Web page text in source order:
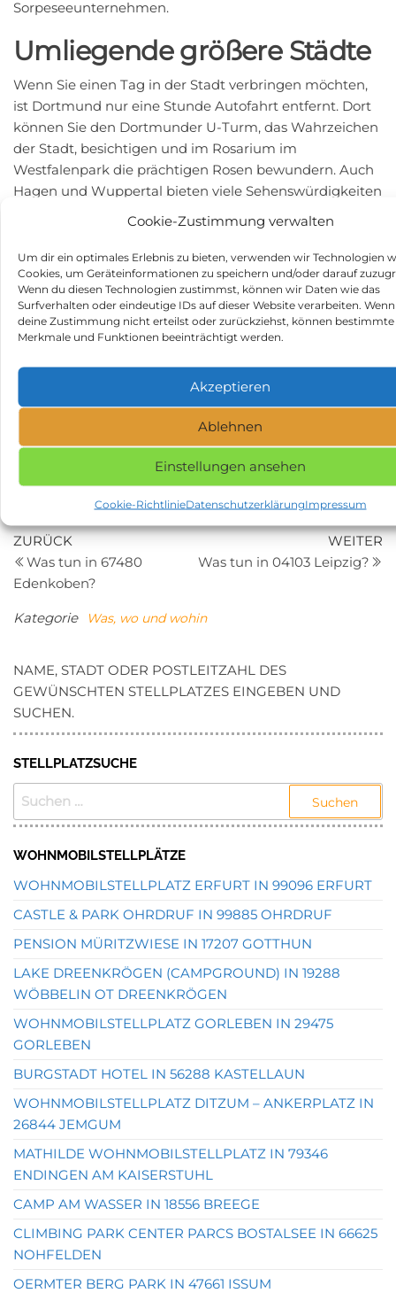
Cookie-Zustimmung verwalten
Um dir ein optimales Erlebnis zu bieten, verwenden wir Technologien
Cookies, um Geräteinformationen zu speichern und/oder darauf
Wenn du diesen Technologien zustimmst, können wir Daten wie das
Surfverhalten oder eindeutige IDs auf dieser Website verarbeiten.
deine Zustimmung nicht erteilst oder zurückziehst, können bestimmte
Merkmale und Funktionen beeinträchtigt werden.
Akzeptieren
Ablehnen
Einstellungen ansehen
Cookie-RichtlinieDatenschutzerklärungImpressum
Sorpeseeunternehmen.
Umliegende größere Städte
Wenn Sie einen Tag in der Stadt verbringen möchten,
ist Dortmund nur eine Stunde Autofahrt entfernt. Dort
können Sie den Dortmunder U-Turm, das Wahrzeichen
der Stadt, besichtigen und im Rosarium im
Westfalenpark die prächtigen Rosen bewundern. Auch
Hagen und Wuppertal bieten viele Sehenswürdigkeiten
und sind weniger als 50 Kilometer entfernt.
Siegen einplanen. Die Universitätsstadt verfügt über ein
breites kulturelles Angebot, darunter das
Siegerlandmuseum im Oberen Schloss und den
KulturPur, eines der größten Musik- und
Theaterfestivals in Nordrhein-Westfalen.
Die Region um Finnentrop ist ein Paradies für Natur-,
Kultur- und Geschichtsfreunde. Von Wandern und
Radfahren bis hin zu Höhlenbesichtigungen und
Stadtausflügen – hier wird jeder Campingurlaub zum
Beitragsnavigation
Vorheriger
Beitrag
ZURÜCK
Was tun in 67480
Edenkoben?
WEITER
Was tun in 04103 Leipzig?
Kategorie Was, wo und wohin
NAME, STADT ODER POSTLEITZAHL DES
GEWÜNSCHTEN STELLPLATZES EINGEBEN UND
SUCHEN.
STELLPLATZSUCHE
SUCHEN
WOHNMOBILSTELLPLÄTZE
WOHNMOBILSTELLPLATZ ERFURT IN 99096 ERFURT
CASTLE & PARK OHRDRUF IN 99885 OHRDRUF
PENSION MÜRITZWIESE IN 17207 GOTTHUN
LAKE DREENKRÖGEN (CAMPGROUND) IN 19288
WÖBBELIN OT DREENKRÖGEN
WOHNMOBILSTELLPLATZ GORLEBEN IN 29475
GORLEBEN
BURGSTADT HOTEL IN 56288 KASTELLAUN
WOHNMOBILSTELLPLATZ DITZUM – ANKERPLATZ IN
26844 JEMGUM
MATHILDE WOHNMOBILSTELLPLATZ IN 79346
ENDINGEN AM KAISERSTUHL
CAMP AM WASSER IN 18556 BREEGE
CLIMBING PARK CENTER PARCS BOSTALSEE IN 66625
NOHFELDEN
OERMTER BERG PARK IN 47661 ISSUM